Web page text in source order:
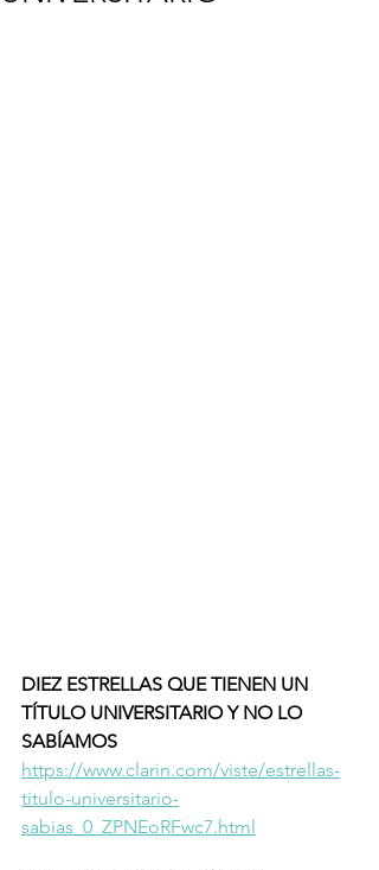
DIEZ ESTRELLAS QUE TIENEN UN
TÍTULO UNIVERSITARIO Y NO LO
SABÍAMOS
https://www.clarin.com/viste/estrellas-
titulo-universitario-
sabias_0_ZPNEoRFwc7.html